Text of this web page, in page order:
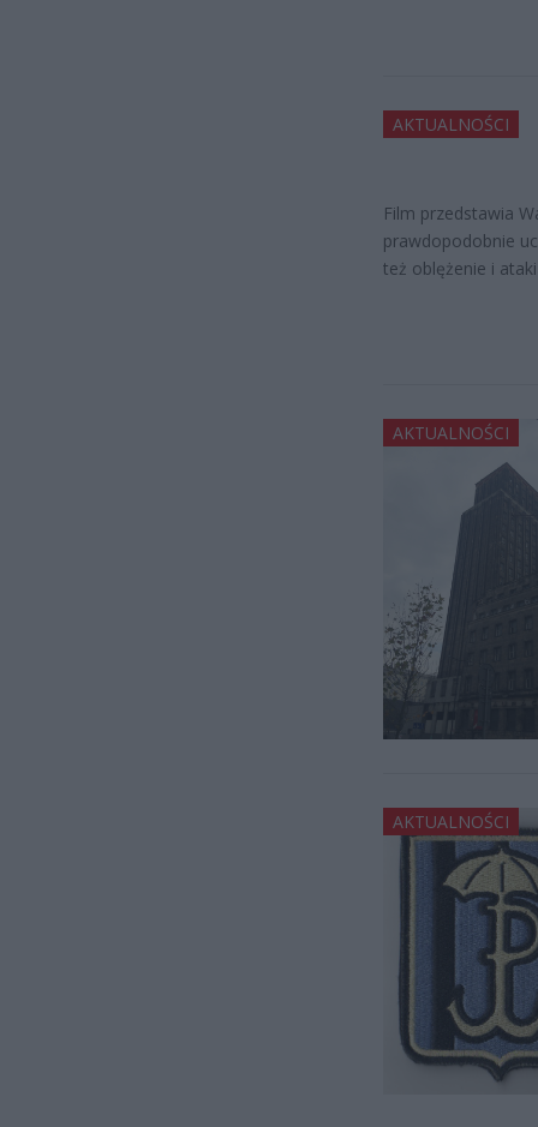
AKTUALNOŚCI
Film przedstawia
prawdopodobnie
też oblężenie i
AKTUALNOŚCI
AKTUALNOŚCI